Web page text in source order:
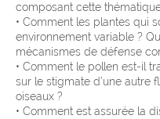
composant cette
• Comment les plantes qui
environnement variable ?
mécanismes de défense
• Comment le pollen est-il
sur le stigmate d’une autre
oiseaux ?
• Comment est assurée la